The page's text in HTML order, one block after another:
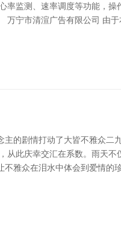
率监测、速率调度等功能，操
宁市清渲广告有限公司 由
的剧情打动了大皆不雅众二
此庆幸交汇在系数。雨天不
雅众在泪水中体会到爱情的